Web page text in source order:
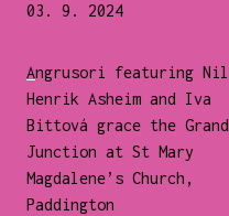
03. 9. 2024
Angrusori featuring Nils
Henrik Asheim and Iva
Bittová grace the Grand
Junction at St Mary
Magdalene’s Church,
Paddington